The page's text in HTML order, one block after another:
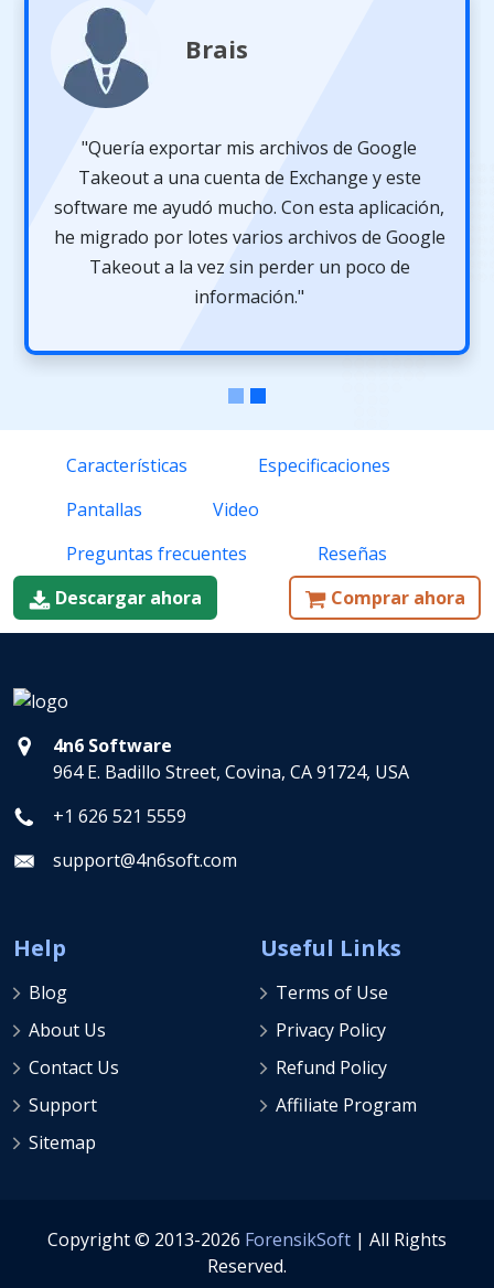
Brais
"Quería exportar mis archivos de Google
Takeout a una cuenta de Exchange y este
software me ayudó mucho. Con esta aplicación,
he migrado por lotes varios archivos de Google
Takeout a la vez sin perder un poco de
información."
Características
Especificaciones
Pantallas
Video
Preguntas frecuentes
Reseñas
Descargar ahora
Comprar ahora
4n6 Software
964 E. Badillo Street, Covina, CA 91724, USA
+1 626 521 5559
support@4n6soft.com
Help
Blog
About Us
Contact Us
Support
Sitemap
Useful Links
Terms of Use
Privacy Policy
Refund Policy
Affiliate Program
Copyright © 2013-2026 ForensikSoft | All Rights
Reserved.